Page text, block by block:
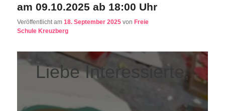
am 09.10.2025 ab 18:00 Uhr
Veröffentlicht am18. September 2025 vonFreie
Schule Kreuzberg
Liebe Interessierte,